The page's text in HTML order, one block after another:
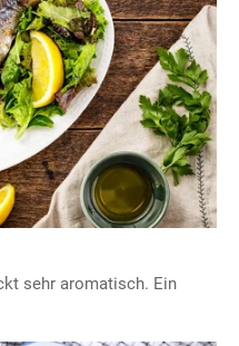
sehr aromatisch. Ein